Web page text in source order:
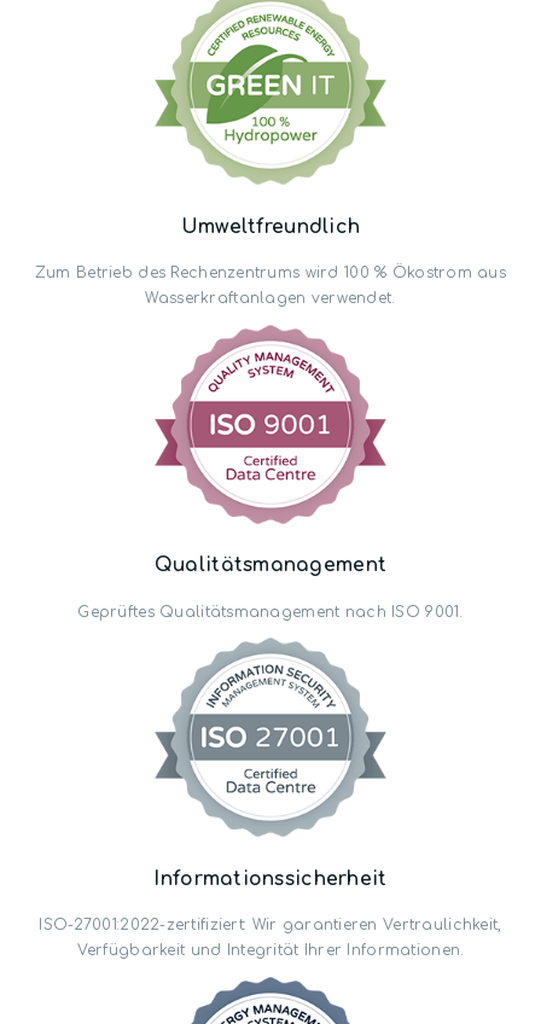
Umwelt­freundlich
Zum Betrieb des Rechenzentrums wird 100 % Ökostrom aus
Wasserkraft­anlagen verwendet.
Qualitätsmanagement
Geprüftes Qualitäts­management nach ISO 9001.
Informations­sicherheit
ISO-27001:2022-zertifiziert: Wir garantieren Vertraulichkeit,
Verfügbarkeit und Integrität Ihrer Informationen.